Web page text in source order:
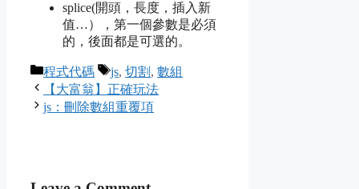
splice(開頭，長度，插入新
值…），第一個參數是必須
的，後面都是可選的。
Categories
程式代碼 Tags
js, 切割 , 數組
【大富翁】正確玩法
js：刪除數組重覆項